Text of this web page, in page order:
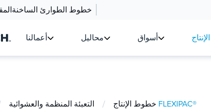
خطوط الطوارئ الساخنة
أعمالنا محاليل أسواق
خطوط الإنتاج / التعبئة المنظمة والعشوائية التعبئة الهيكلية FLEXIPAC®